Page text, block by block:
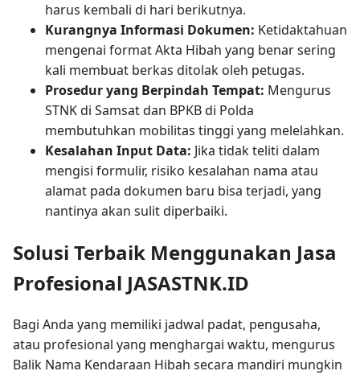
harus kembali di hari berikutnya.
Kurangnya Informasi Dokumen: Ketidaktahuan
mengenai format Akta Hibah yang benar sering
kali membuat berkas ditolak oleh petugas.
Prosedur yang Berpindah Tempat: Mengurus
STNK di Samsat dan BPKB di Polda
membutuhkan mobilitas tinggi yang melelahkan.
Kesalahan Input Data: Jika tidak teliti dalam
mengisi formulir, risiko kesalahan nama atau
alamat pada dokumen baru bisa terjadi, yang
nantinya akan sulit diperbaiki.
Solusi Terbaik Menggunakan Jasa
Profesional JASASTNK.ID
Bagi Anda yang memiliki jadwal padat, pengusaha,
atau profesional yang menghargai waktu, mengurus
Balik Nama Kendaraan Hibah secara mandiri mungkin